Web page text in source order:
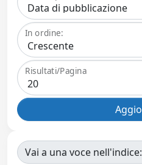
In ordine:
Risultati/Pagina
Vai a una voce nell'indice: